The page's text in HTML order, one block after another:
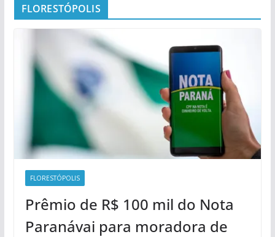
FLORESTÓPOLIS
FLORESTÓPOLIS
Prêmio de R$ 100 mil do Nota
Paranávai para moradora de